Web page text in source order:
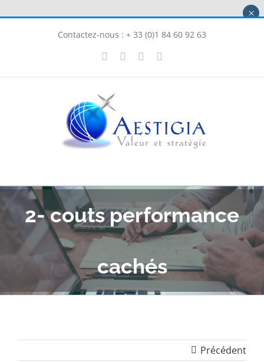
Contactez-nous : + 33 (0)1 84 60 92 63
LinkedInInstagram
2- couts performance
cachés
Précédent
×